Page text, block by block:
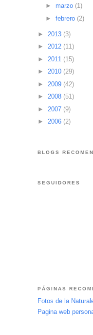
► marzo (1)
► febrero (2)
► 2013 (3)
► 2012 (11)
► 2011 (15)
► 2010 (29)
► 2009 (42)
► 2008 (51)
► 2007 (9)
► 2006 (2)
BLOGS
SEGUIDORES
PÁGINAS
Fotos de la
Pagina web